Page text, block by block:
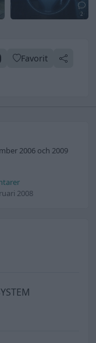
2
Favorit
2006 och 2009
2008